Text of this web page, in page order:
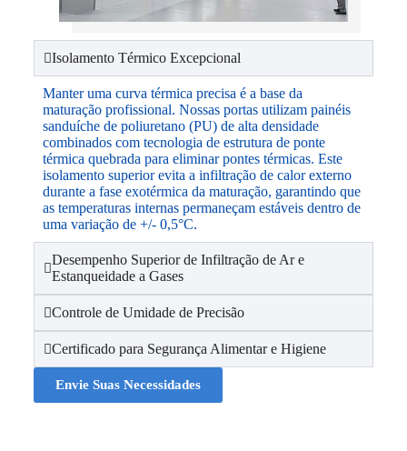
Isolamento Térmico Excepcional
Manter uma curva térmica precisa é a base da
maturação profissional. Nossas portas utilizam painéis
sanduíche de poliuretano (PU) de alta densidade
combinados com tecnologia de estrutura de ponte
térmica quebrada para eliminar pontes térmicas. Este
isolamento superior evita a infiltração de calor externo
durante a fase exotérmica da maturação, garantindo que
as temperaturas internas permaneçam estáveis dentro de
uma variação de +/- 0,5°C.
Desempenho Superior de Infiltração de Ar e
Estanqueidade a Gases
Controle de Umidade de Precisão
Certificado para Segurança Alimentar e Higiene
Envie Suas Necessidades